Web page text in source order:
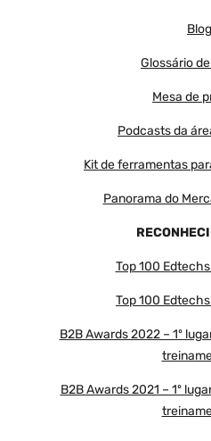
Blog
Glossário
Mesa de
Podcasts da
Kit de ferramentas
Panorama do
Top 100
Top 100 Edtechs
B2B Awards 2022 – 1º
B2B Awards 2021 – 1º